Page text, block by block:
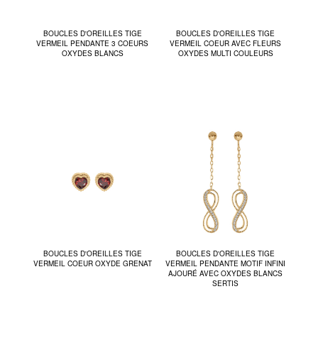
BOUCLES D'OREILLES TIGE
VERMEIL PENDANTE 3 COEURS
OXYDES BLANCS
BOUCLES D'OREILLES TIGE
VERMEIL COEUR AVEC FLEURS
OXYDES MULTI COULEURS
BOUCLES D'OREILLES TIGE
VERMEIL COEUR OXYDE GRENAT
BOUCLES D'OREILLES TIGE
VERMEIL PENDANTE MOTIF INFINI
AJOURÉ AVEC OXYDES BLANCS
SERTIS